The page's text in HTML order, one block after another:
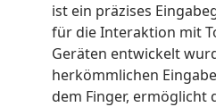
ist ein präzises
für die Interaktion mit
Geräten entwickelt
herkömmlichen
dem Finger, ermöglicht